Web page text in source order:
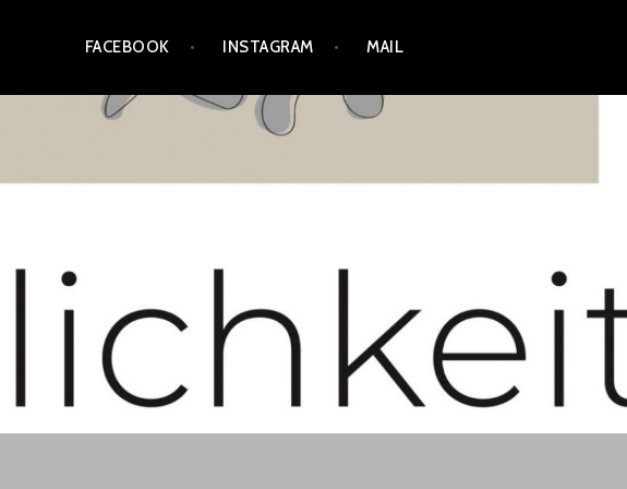
FACEBOOK INSTAGRAM MAIL